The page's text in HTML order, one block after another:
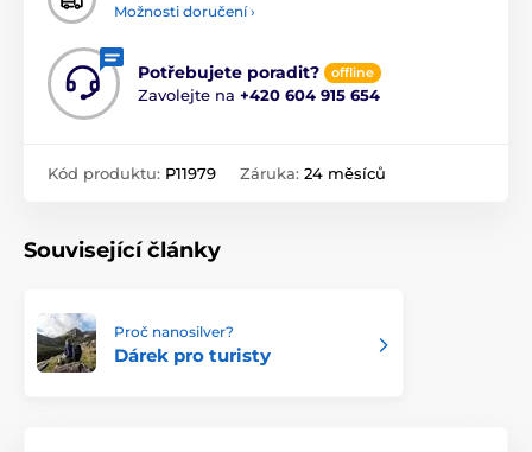
Možnosti doručení ›
Potřebujete poradit? offline
Zavolejte na +420 604 915 654
Kód produktu: P11979 Záruka: 24 měsíců
Související články
Proč nanosilver?
Dárek pro turisty